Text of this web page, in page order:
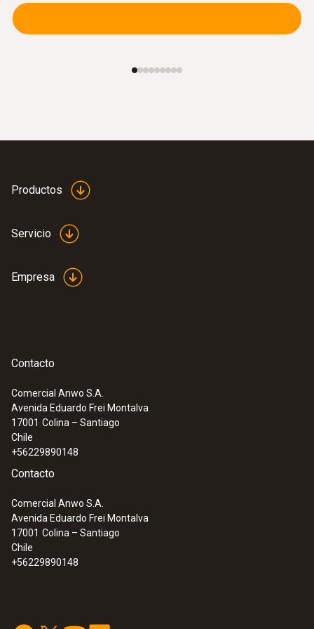
para que se pueda hacer un seguimiento
Ventajas de testo 108:
Fácil de usar
Es conforme con HACCP y EN 13485
Se puede utilizar universalmente
Productos
Servicio
Empresa
Contacto
Comercial Anwo S.A.
Avenida Eduardo Frei Montalva
17001 Colina – Santiago
Chile
+56229890148
Contacto
Comercial Anwo S.A.
Avenida Eduardo Frei Montalva
17001 Colina – Santiago
Chile
+56229890148